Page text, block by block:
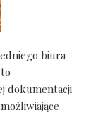
biura
dokumentacji